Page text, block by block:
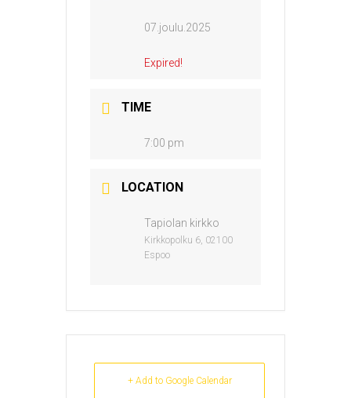
07.joulu.2025
Expired!
TIME
7:00 pm
LOCATION
Tapiolan kirkko
Kirkkopolku 6, 02100
Espoo
+ Add to Google Calendar